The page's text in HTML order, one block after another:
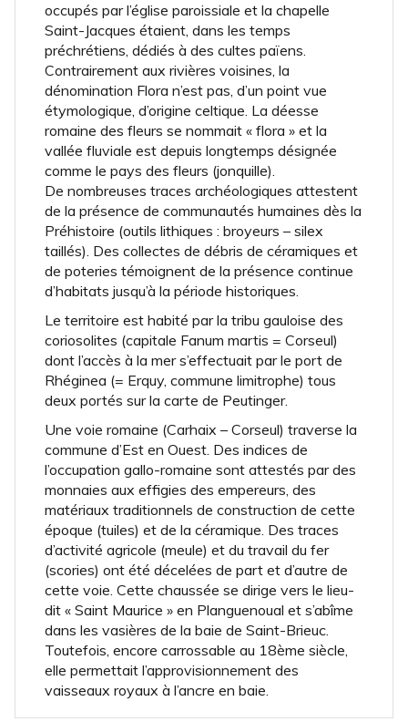
occupés par l’église paroissiale et la chapelle
Saint-Jacques étaient, dans les temps
préchrétiens, dédiés à des cultes païens.
Contrairement aux rivières voisines, la
dénomination Flora n’est pas, d’un point vue
étymologique, d’origine celtique. La déesse
romaine des fleurs se nommait « flora » et la
vallée fluviale est depuis longtemps désignée
comme le pays des fleurs (jonquille).
De nombreuses traces archéologiques attestent
de la présence de communautés humaines dès la
Préhistoire (outils lithiques : broyeurs – silex
taillés). Des collectes de débris de céramiques et
de poteries témoignent de la présence continue
d’habitats jusqu’à la période historiques.
Le territoire est habité par la tribu gauloise des
coriosolites (capitale Fanum martis = Corseul)
dont l’accès à la mer s’effectuait par le port de
Rhéginea (= Erquy, commune limitrophe) tous
deux portés sur la carte de Peutinger.
Une voie romaine (Carhaix – Corseul) traverse la
commune d’Est en Ouest. Des indices de
l’occupation gallo-romaine sont attestés par des
monnaies aux effigies des empereurs, des
matériaux traditionnels de construction de cette
époque (tuiles) et de la céramique. Des traces
d’activité agricole (meule) et du travail du fer
(scories) ont été décelées de part et d’autre de
cette voie. Cette chaussée se dirige vers le lieu-
dit « Saint Maurice » en Planguenoual et s’abîme
dans les vasières de la baie de Saint-Brieuc.
Toutefois, encore carrossable au 18ème siècle,
elle permettait l’approvisionnement des
vaisseaux royaux à l’ancre en baie.